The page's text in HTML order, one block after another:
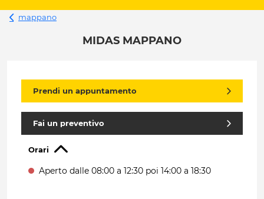
mappano
MIDAS MAPPANO
Prendi un appuntamento
Fai un preventivo
Orari
Aperto dalle 08:00 a 12:30 poi 14:00 a 18:30